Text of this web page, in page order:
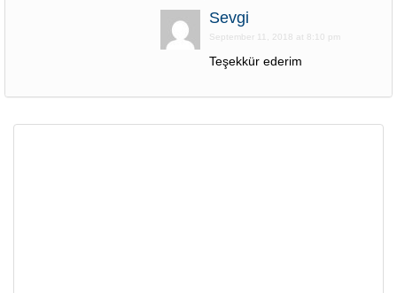
Sevgi
September 11, 2018 at 8:10 pm
Teşekkür ederim